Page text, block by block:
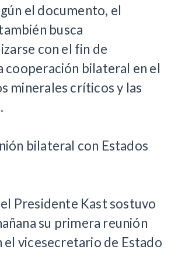
el documento, el
busca
con el fin de
cooperación bilateral en el
minerales críticos y las
bilateral con Estados
Presidente Kast sostuvo
su primera reunión
el vicesecretario de Estado